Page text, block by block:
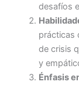
desafíos
prácticas
de crisis
y
Énfasis